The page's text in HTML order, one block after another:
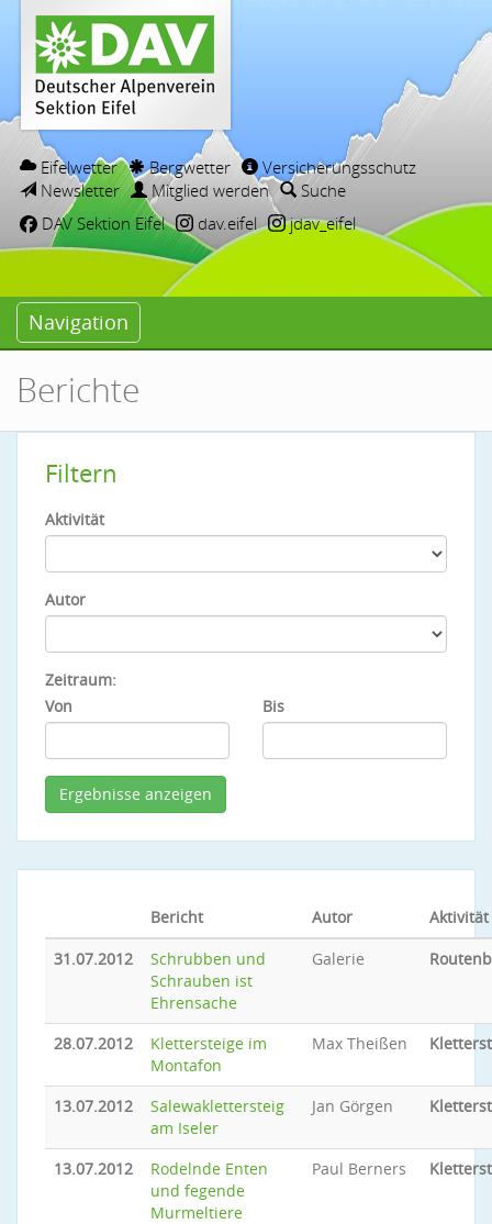
Eifelwetter Bergwetter
Versicherungsschutz
Newsletter
Mitglied werden
Suche
DAV Sektion Eifel
dav.eifel jdav_eifel
Navigation
Berichte
Filtern
Aktivität
Autor
Zeitraum:
Von
Bis
Bericht Autor
Aktivität
31.07.2012
Schrubben und
Schrauben ist
Ehrensache
Galerie
28.07.2012
Klettersteige im
Montafon
Max Theißen
13.07.2012
Salewaklettersteig
am Iseler
Jan Görgen
13.07.2012
Rodelnde Enten
und fegende
Murmeltiere
Paul Berners